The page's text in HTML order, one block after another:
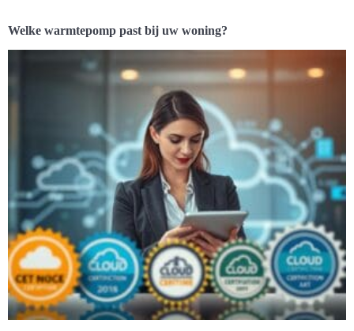
Welke warmtepomp past bij uw woning?